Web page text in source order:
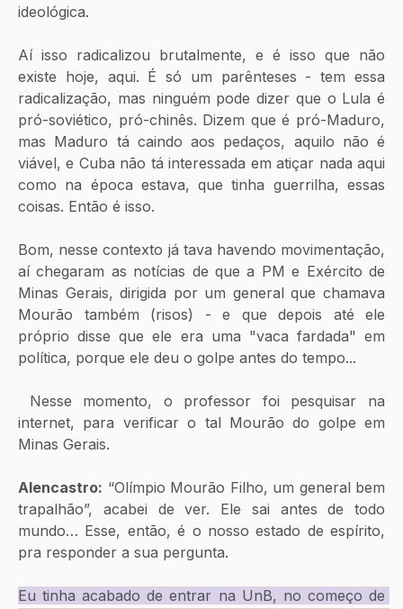
ideológica.
Aí isso radicalizou brutalmente, e é isso que não
existe hoje, aqui. É só um parênteses - tem essa
radicalização, mas ninguém pode dizer que o Lula é
pró-soviético, pró-chinês. Dizem que é pró-Maduro,
mas Maduro tá caindo aos pedaços, aquilo não é
viável, e Cuba não tá interessada em atiçar nada aqui
como na época estava, que tinha guerrilha, essas
coisas. Então é isso.
Bom, nesse contexto já tava havendo movimentação,
aí chegaram as notícias de que a PM e Exército de
Minas Gerais, dirigida por um general que chamava
Mourão também (risos) - e que depois até ele
próprio disse que ele era uma "vaca fardada" em
política, porque ele deu o golpe antes do tempo...
internet, para verificar o tal Mourão do golpe em
Minas Gerais.
Alencastro: “Olímpio Mourão Filho, um general bem
trapalhão”, acabei de ver. Ele sai antes de todo
mundo… Esse, então, é o nosso estado de espírito,
pra responder a sua pergunta.
Eu tinha acabado de entrar na UnB, no começo de